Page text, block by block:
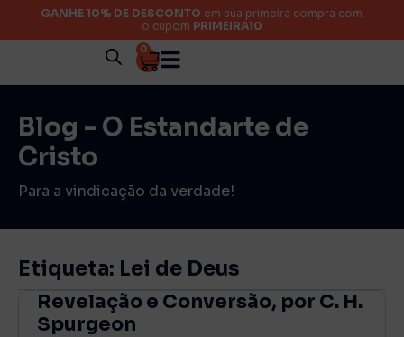
GANHE 10% DE DESCONTO em sua primeira compra com
o cupom PRIMEIRA10
0
Blog - O Estandarte de
Cristo
Para a vindicação da verdade!
Etiqueta: Lei de Deus
Revelação e Conversão, por C. H.
Spurgeon